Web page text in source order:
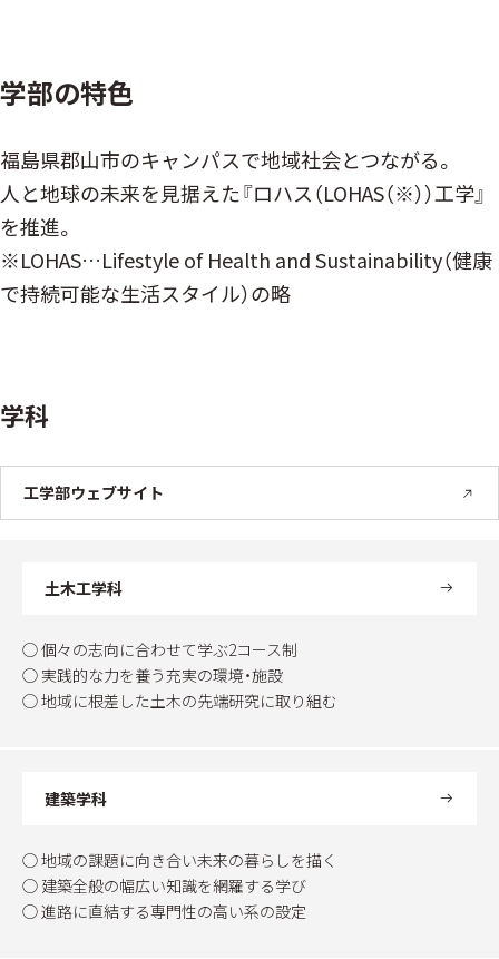
学部の特⾊
福島県郡山市のキャンパスで地域社会とつながる。
人と地球の未来を見据えた『ロハス（LOHAS（※））工学』
を推進。
※LOHAS…Lifestyle of Health and Sustainability（健康
で持続可能な生活スタイル）の略
学科
工学部ウェブサイト
土木工学科
◯ 個々の志向に合わせて学ぶ2コース制
◯ 実践的な力を養う充実の環境・施設
◯ 地域に根差した土木の先端研究に取り組む
建築学科
◯ 地域の課題に向き合い未来の暮らしを描く
◯ 建築全般の幅広い知識を網羅する学び
◯ 進路に直結する専門性の高い系の設定